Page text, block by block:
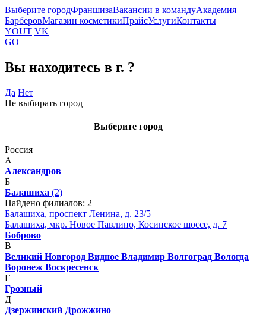
Выберите городФраншизаВакансии в командуАкадемия
БарберовМагазин косметикиПрайсУслугиКонтакты
YOUT VK
GO
Вы находитесь в г. ?
Да Нет
Не выбирать город
Выберите город
Россия
А
Александров
Б
Балашиха (2)
Найдено филиалов: 2
Балашиха, проспект Ленина, д. 23/5
Балашиха, мкр. Новое Павлино, Косинское шоссе, д. 7
Боброво
В
Великий Новгород Видное Владимир Волгоград Вологда
Воронеж Воскресенск
Г
Грозный
Д
Дзержинский Дрожжино